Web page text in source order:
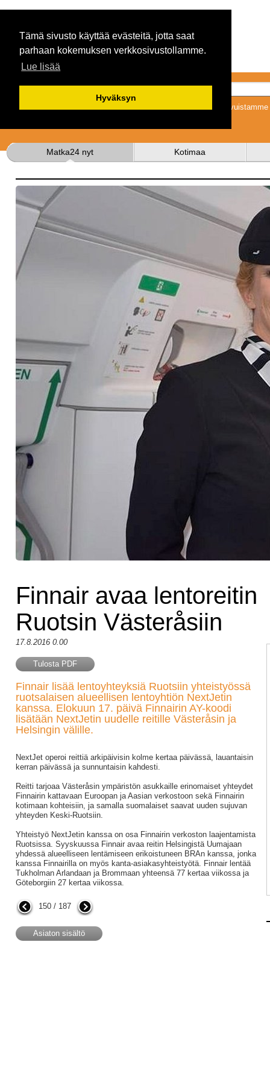
Tämä sivusto käyttää evästeitä, jotta saat
parhaan kokemuksen verkkosivustollamme.
Lue lisää
Hyväksyn
Tykkäämällä
Matka24 nyt Kotimaa
Finnair avaa lentoreitin
Ruotsin Västeråsiin
17.8.2016 0.00
Tulosta PDF
Finnair lisää lentoyhteyksiä Ruotsiin yhteistyössä
ruotsalaisen alueellisen lentoyhtiön NextJetin
kanssa. Elokuun 17. päivä Finnairin AY-koodi
lisätään NextJetin uudelle reitille Västeråsin ja
Helsingin välille.
NextJet operoi reittiä arkipäivisin kolme kertaa päivässä, lauantaisin
kerran päivässä ja sunnuntaisin kahdesti.
Reitti tarjoaa Västeråsin ympäristön asukkaille erinomaiset yhteydet
Finnairin kattavaan Euroopan ja Aasian verkostoon sekä Finnairin
kotimaan kohteisiin, ja samalla suomalaiset saavat uuden sujuvan
yhteyden Keski-Ruotsiin.
Yhteistyö NextJetin kanssa on osa Finnairin verkoston laajentamista
Ruotsissa. Syyskuussa Finnair avaa reitin Helsingistä Uumajaan
yhdessä alueelliseen lentämiseen erikoistuneen BRAn kanssa, jonka
kanssa Finnairilla on myös kanta-asiakasyhteistyötä. Finnair lentää
Tukholman Arlandaan ja Brommaan yhteensä 77 kertaa viikossa ja
Göteborgiin 27 kertaa viikossa.
150 / 187
Asiaton sisältö